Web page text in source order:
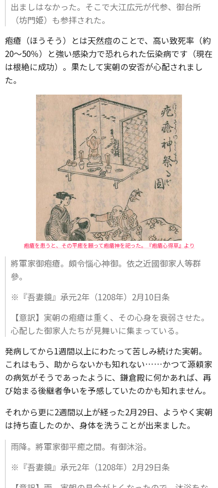
出ましはなかった。そこで大江広元が代参、御台所
（坊門姫）も参拝された。
疱瘡（ほうそう）とは天然痘のことで、高い致死率（約
20～50％）と強い感染力で恐れられた伝染病です（現在
は根絶に成功）。果たして実朝の安否が心配されまし
た。
疱瘡を患うと、その平癒を願って疱瘡神を祀った。『疱瘡心得草』より
將軍家御疱瘡。頗令惱心神御。依之近國御家人等群
參。
※『吾妻鏡』承元2年（1208年）2月10日条
【意訳】実朝の疱瘡は重く、その心身を衰弱させた。
心配した御家人たちが見舞いに集まっている。
発病してから1週間以上にわたって苦しみ続けた実朝。
これはもう、助からないかも知れない……かつて源頼家
の病気がそうであったように、鎌倉殿に何かあれば、再
び始まる後継者争いを予感していたのかも知れません。
それから更に2週間以上が経った2月29日、ようやく実朝
は持ち直したのか、身体を洗うことが出来ました。
雨降。將軍家御平癒之間。有御沐浴。
※『吾妻鏡』承元2年（1208年）2月29日条